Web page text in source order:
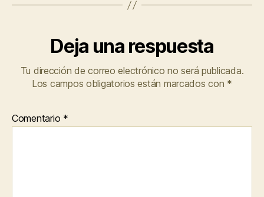
Deja una respuesta
Tu dirección de correo electrónico no será publicada.
Los campos obligatorios están marcados con *
Comentario *